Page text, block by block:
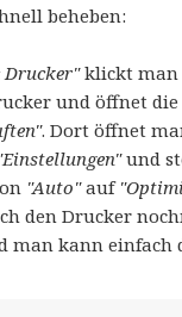
beheben:
Drucker"klickt man
und öffnet die
. Dort öffnet
und
"Auto"auf
den Drucker
man kann einfach